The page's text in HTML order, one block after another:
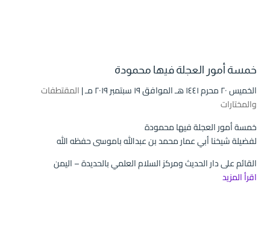
خمسة أمور العجلة فيها محمودة
الخميس ۲۰ محرم ۱٤٤۱ هـ الموافق ۱۹ سبتمبر ۲۰۱۹ مـ |
المقتطفات
والمختارات
خمسة أمور العجلة فيها محمودة
لفضيلة شيخنا أبي عمار محمد بن عبدالله باموسى حفظه الله
القائم على دار الحديث ومركز السلام العلمي بالحديدة – اليمن
اقرأ المزيد